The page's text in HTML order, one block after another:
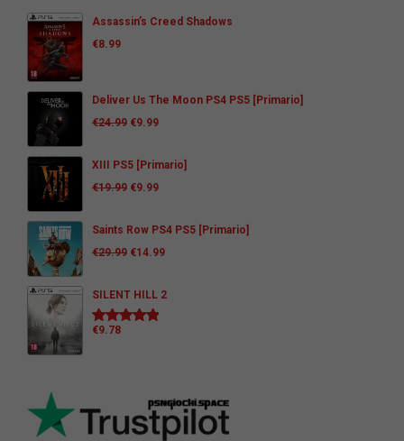
Assassin’s Creed Shadows
€8.99
Deliver Us The Moon PS4 PS5 [Primario]
€24.99 €9.99
XIII PS5 [Primario]
€19.99 €9.99
Saints Row PS4 PS5 [Primario]
€29.99 €14.99
SILENT HILL 2
Valutato
€9.78